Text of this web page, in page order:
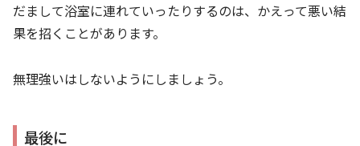
だまして浴室に連れていったりするのは、かえって悪い結
果を招くことがあります。
無理強いはしないようにしましょう。
最後に